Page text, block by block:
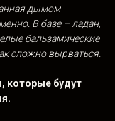
дымом
В базе – ладан,
бальзамические
сложно вырваться.
которые будут